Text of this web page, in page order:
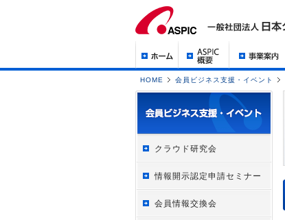
HOME 会員ビジネス支援・イベント
クラウド研究会
情報開示認定申請セミナー
会員情報交換会